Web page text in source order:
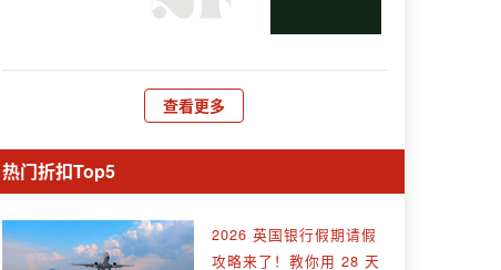
查看更多
热门折扣Top5
2026 英国银行假期请假
攻略来了！教你用 28 天